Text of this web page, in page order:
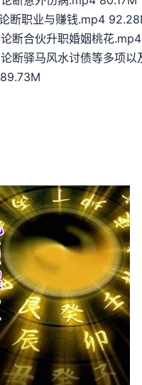
断职业与赚钱.mp4
断合伙升职婚姻桃花
断驿马风水讨债等多项以